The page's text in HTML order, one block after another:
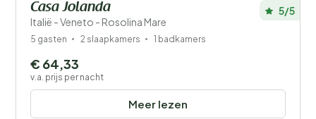
Casa Jolanda
Italië - Veneto - Rosolina Mare
5/5
5 gasten 2 slaapkamers 1 badkamers
Meer lezen
€ 64,33
v.a. prijs per nacht